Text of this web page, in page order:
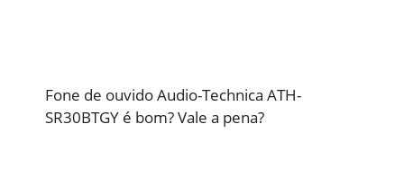
Fone de ouvido Audio-Technica ATH-
SR30BTGY é bom? Vale a pena?